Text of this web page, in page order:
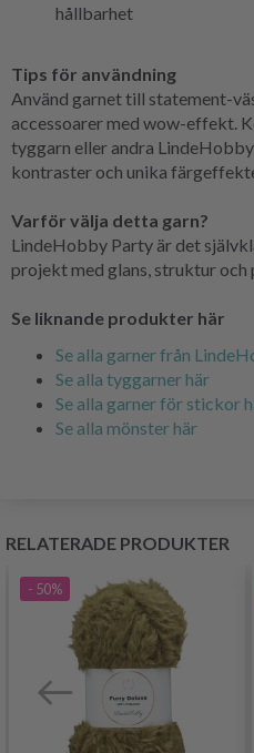
hållbarhet
Tips för användning
Använd garnet till statement-
accessoarer med wow-effekt.
tyggarn eller andra
kontraster och unika
Varför välja detta garn?
LindeHobby Party är det
projekt med glans, struktur och
Se liknande produkter här
Se alla garner från
Se alla tyggarner här
Se alla garner för stickor
Se alla mönster här
RELATERADE PRODUKTER
- 50%